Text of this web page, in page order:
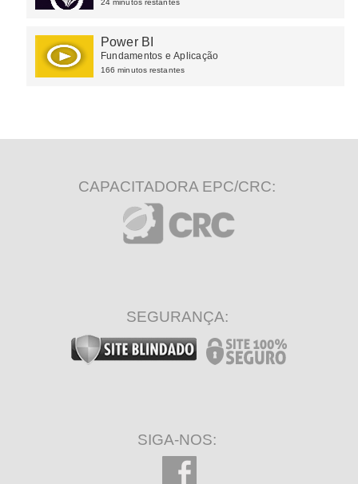
24 minutos restantes
Power BI
Fundamentos e Aplicação
166 minutos restantes
CAPACITADORA EPC/CRC:
SEGURANÇA:
SIGA-NOS: